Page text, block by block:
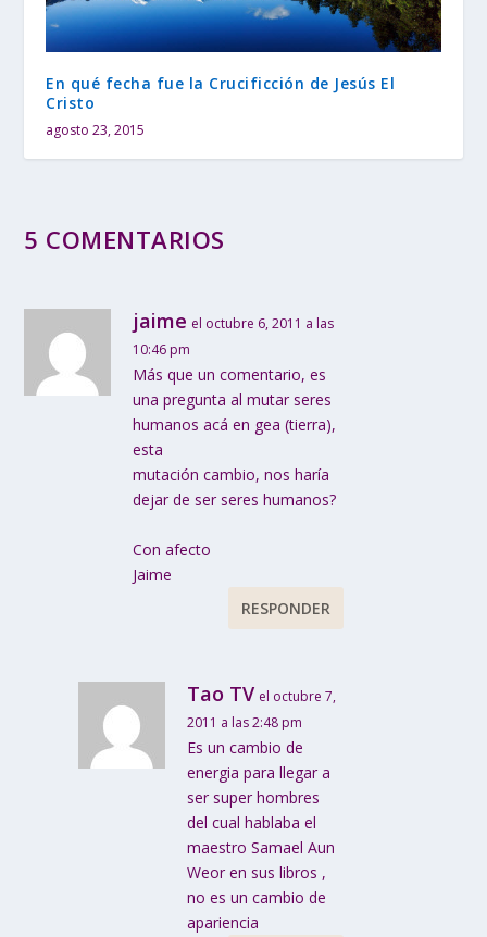
En qué fecha fue la Crucificción de Jesús El
Cristo
agosto 23, 2015
5 COMENTARIOS
jaime el octubre 6, 2011 a las
10:46 pm
Más que un comentario, es
una pregunta al mutar seres
humanos acá en gea (tierra),
esta
mutación cambio, nos haría
dejar de ser seres humanos?
Con afecto
Jaime
RESPONDER
Tao TV el octubre 7,
2011 a las 2:48 pm
Es un cambio de
energia para llegar a
ser super hombres
del cual hablaba el
maestro Samael Aun
Weor en sus libros ,
no es un cambio de
apariencia